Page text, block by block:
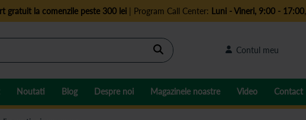
gratuit la comenzile peste 300 lei| Program Call Center: Luni - Vineri, 9:00 - 17:00,
Cautare Contul meu
Noutati Blog Despre noi Magazinele noastre Video Contact